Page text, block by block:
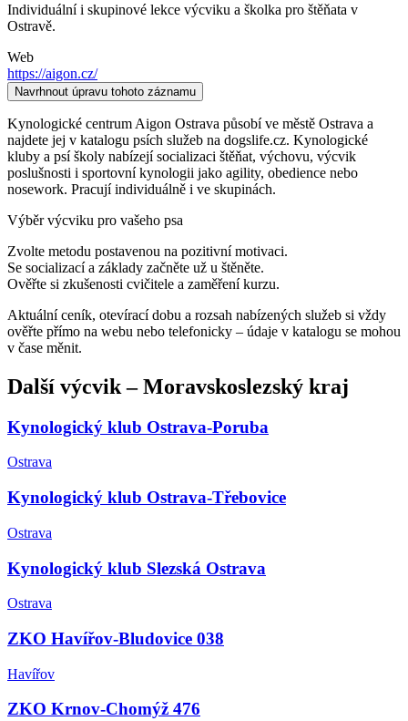
Individuální i skupinové lekce výcviku a školka pro štěňata v
Ostravě.
Web
https://aigon.cz/
Navrhnout úpravu tohoto záznamu
Kynologické centrum Aigon Ostrava působí ve městě Ostrava a
najdete jej v katalogu psích služeb na dogslife.cz. Kynologické
kluby a psí školy nabízejí socializaci štěňat, výchovu, výcvik
poslušnosti i sportovní kynologii jako agility, obedience nebo
nosework. Pracují individuálně i ve skupinách.
Výběr výcviku pro vašeho psa
Zvolte metodu postavenou na pozitivní motivaci.
Se socializací a základy začněte už u štěněte.
Ověřte si zkušenosti cvičitele a zaměření kurzu.
Aktuální ceník, otevírací dobu a rozsah nabízených služeb si vždy
ověřte přímo na webu nebo telefonicky – údaje v katalogu se mohou
v čase měnit.
Další výcvik–Moravskoslezský kraj
Kynologický klub Ostrava-Poruba
Ostrava
Kynologický klub Ostrava-Třebovice
Ostrava
Kynologický klub Slezská Ostrava
Ostrava
ZKO Havířov-Bludovice 038
Havířov
ZKO Krnov-Chomýž 476